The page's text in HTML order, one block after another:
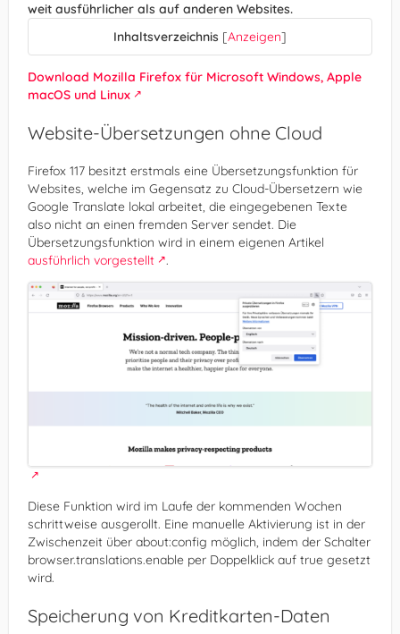
weit ausführlicher als auf anderen Websites.
Inhaltsverzeichnis [Anzeigen]
Download Mozilla Firefox für Microsoft Windows, Apple
macOS und Linux
Website-Übersetzungen ohne Cloud
Firefox 117 besitzt erstmals eine Übersetzungsfunktion für
Websites, welche im Gegensatz zu Cloud-Übersetzern wie
Google Translate lokal arbeitet, die eingegebenen Texte
also nicht an einen fremden Server sendet. Die
Übersetzungsfunktion wird in einem eigenen Artikel
ausführlich vorgestellt
.
Diese Funktion wird im Laufe der kommenden Wochen
schrittweise ausgerollt. Eine manuelle Aktivierung ist in der
Zwischenzeit über about:config möglich, indem der Schalter
browser.translations.enable per Doppelklick auf true gesetzt
wird.
Speicherung von Kreditkarten-Daten